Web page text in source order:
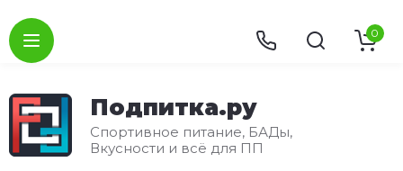
Подпитка.ру
Спортивное питание, БАДы,
Вкусности и всё для ПП
0